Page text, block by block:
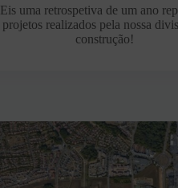
Eis uma retrospetiva de um ano
projetos realizados pela nossa
construção!